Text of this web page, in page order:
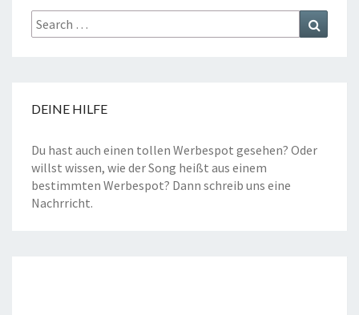
Search
for:
DEINE HILFE
Du hast auch einen tollen Werbespot gesehen? Oder
willst wissen, wie der Song heißt aus einem
bestimmten Werbespot? Dann schreib uns eine
Nachrricht.